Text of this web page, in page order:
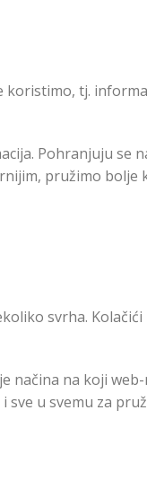
tj.
Pohranjuju se
pružimo
svrha.
načina na koji
u svemu za